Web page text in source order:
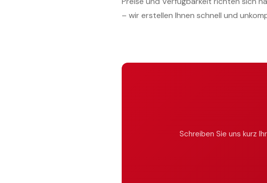
– wir erstellen Ihnen schnell und
WIR HALTEN DICHT – DAS GANZE TEAM
Schreiben Sie uns kurz